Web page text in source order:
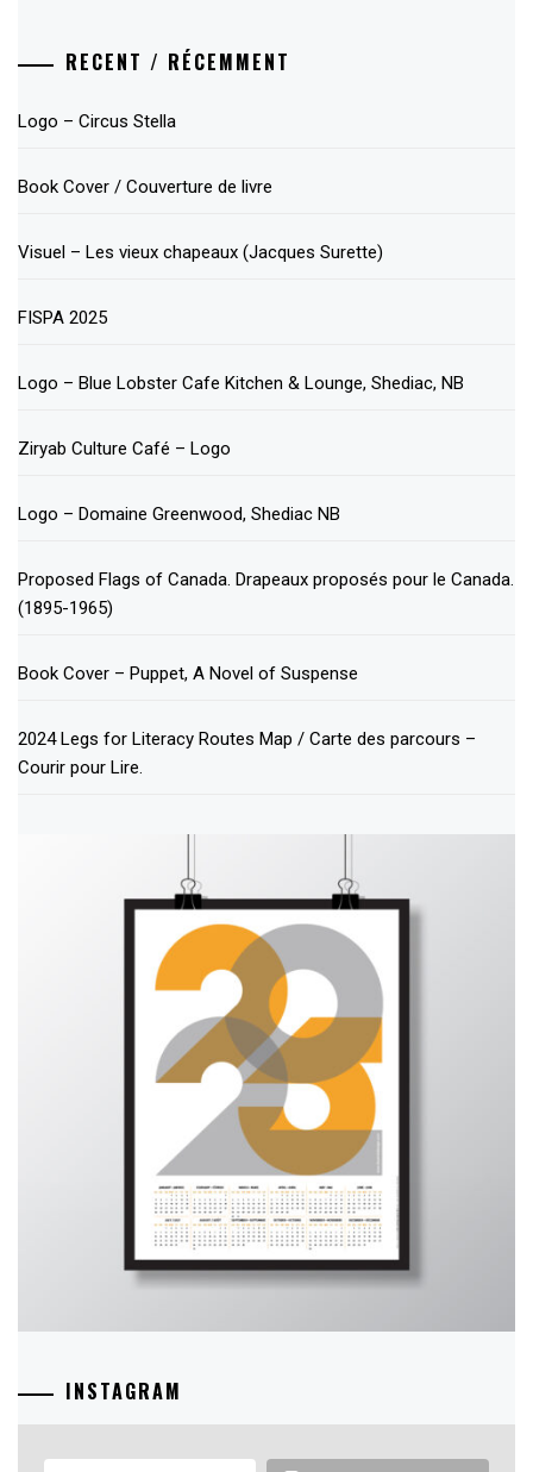
RECENT / RÉCEMMENT
Logo – Circus Stella
Book Cover / Couverture de livre
Visuel – Les vieux chapeaux (Jacques Surette)
FISPA 2025
Logo – Blue Lobster Cafe Kitchen & Lounge, Shediac, NB
Ziryab Culture Café – Logo
Logo – Domaine Greenwood, Shediac NB
Proposed Flags of Canada. Drapeaux proposés pour le Canada.
(1895-1965)
Book Cover – Puppet, A Novel of Suspense
2024 Legs for Literacy Routes Map / Carte des parcours –
Courir pour Lire.
INSTAGRAM